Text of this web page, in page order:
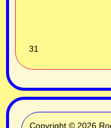
31
Copyright © 2026